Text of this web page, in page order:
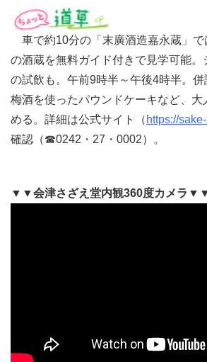
車で約10分の「末廣酒造嘉永蔵」で
の酒蔵を無料ガイド付きで見学可能。
の試飲も。午前9時半～午後4時半。
梅酒を使ったパウンドケーキなど、大
める。詳細は公式サイト（ https://
確認（☎0242・27・0002）。
▼▼会津さざえ堂内観360度カメラ